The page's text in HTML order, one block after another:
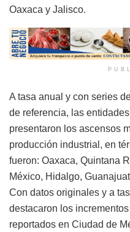
Oaxaca y Jalisco.
A tasa anual y con series
de referencia, las
presentaron los ascensos
producción industrial, en
fueron: Oaxaca, Quintana
México, Hidalgo,
Con datos originales y a
destacaron los incrementos
reportados en Ciudad de